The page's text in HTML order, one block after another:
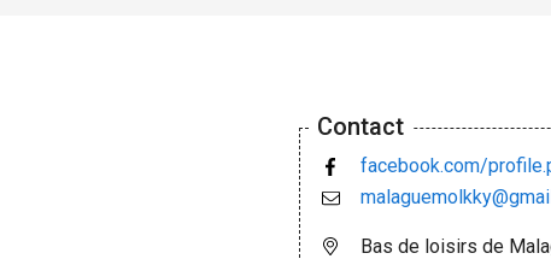
Contact
facebook.com/
Bas de loisirs de